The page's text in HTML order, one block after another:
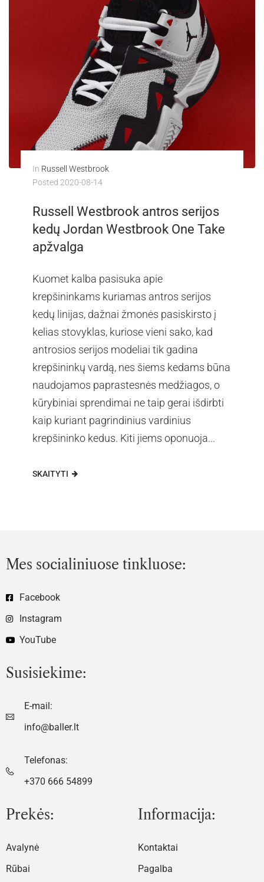
In Russell Westbrook
Posted 2020-08-14
Russell Westbrook antros serijos
kedų Jordan Westbrook One Take
apžvalga
Kuomet kalba pasisuka apie
krepšininkams kuriamas antros serijos
kedų linijas, dažnai žmonės pasiskirsto į
kelias stovyklas, kuriose vieni sako, kad
antrosios serijos modeliai tik gadina
krepšininkų vardą, nes šiems kedams būna
naudojamos paprastesnės medžiagos, o
kūrybiniai sprendimai ne taip gerai išdirbti
kaip kuriant pagrindinius vardinius
krepšininko kedus. Kiti jiems oponuoja...
SKAITYTI
Mes socialiniuose tinkluose:
Facebook
Instagram
YouTube
Susisiekime:
E-mail:
info@baller.lt
Telefonas:
+370 666 54899
Prekės:
Avalynė
Rūbai
Informacija:
Kontaktai
Pagalba